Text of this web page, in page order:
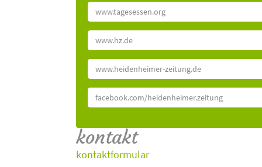
www.tagesessen.org
www.hz.de
www.heidenheimer-zeitung.de
facebook.com/heidenheimer.zeitung
kontakt
kontaktformular